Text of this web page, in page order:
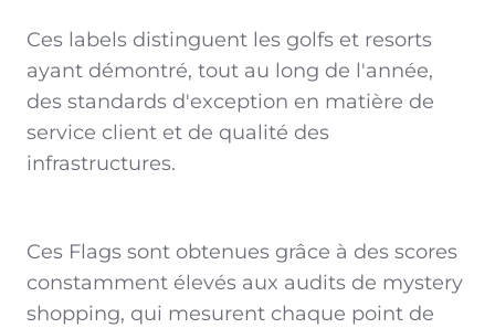
Ces labels distinguent les golfs et resorts
ayant démontré, tout au long de l'année,
des standards d'exception en matière de
service client et de qualité des
infrastructures.
Ces Flags sont obtenues grâce à des scores
constamment élevés aux audits de mystery
shopping, qui mesurent chaque point de